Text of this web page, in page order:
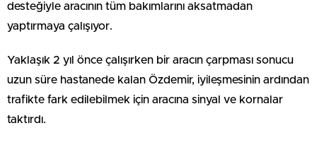
desteğiyle aracının tüm bakımlarını aksatmadan
yaptırmaya çalışıyor.
Yaklaşık 2 yıl önce çalışırken bir aracın çarpması sonucu
uzun süre hastanede kalan Özdemir, iyileşmesinin ardından
trafikte fark edilebilmek için aracına sinyal ve kornalar
taktırdı.